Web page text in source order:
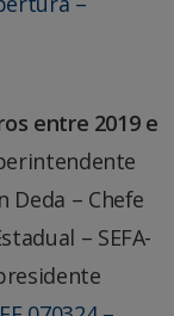
entre 2019 e
Deda – Chefe
– SEFA-